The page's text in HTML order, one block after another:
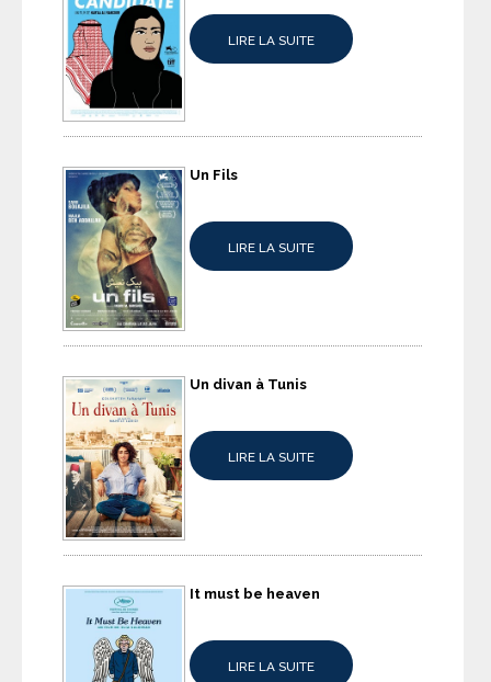
LIRE LA SUITE
Un Fils
LIRE LA SUITE
Un divan à Tunis
LIRE LA SUITE
It must be heaven
LIRE LA SUITE